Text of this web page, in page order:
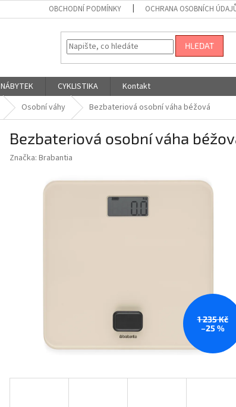
OBCHODNÍ PODMÍNKY OCHRANA OSOBNÍCH
HLEDAT
NÁBYTEK CYKLISTIKA
Kontakt
Osobní váhy Bezbateriová osobní váha béžová
Bezbateriová osobní váha
Značka: Brabantia
1 235 Kč
–25 %